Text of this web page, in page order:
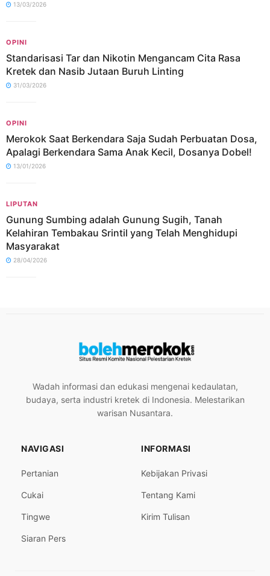
13/03/2026
OPINI
Standarisasi Tar dan Nikotin Mengancam Cita Rasa
Kretek dan Nasib Jutaan Buruh Linting
31/03/2026
OPINI
Merokok Saat Berkendara Saja Sudah Perbuatan Dosa,
Apalagi Berkendara Sama Anak Kecil, Dosanya Dobel!
13/01/2026
LIPUTAN
Gunung Sumbing adalah Gunung Sugih, Tanah
Kelahiran Tembakau Srintil yang Telah Menghidupi
Masyarakat
28/04/2026
Wadah informasi dan edukasi mengenai kedaulatan,
budaya, serta industri kretek di Indonesia. Melestarikan
warisan Nusantara.
NAVIGASI
Pertanian
Cukai
Tingwe
Siaran Pers
INFORMASI
Kebijakan Privasi
Tentang Kami
Kirim Tulisan